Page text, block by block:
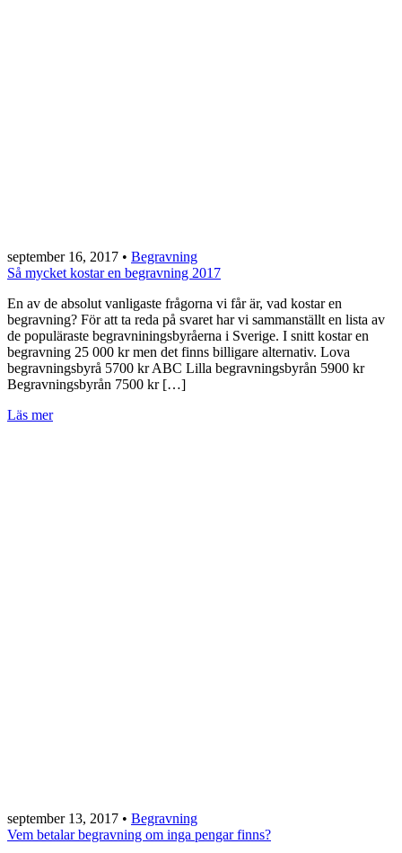
september 16, 2017 • Begravning
Så mycket kostar en begravning 2017
En av de absolut vanligaste frågorna vi får är, vad kostar en
begravning? För att ta reda på svaret har vi sammanställt en lista av
de populäraste begravniningsbyråerna i Sverige. I snitt kostar en
begravning 25 000 kr men det finns billigare alternativ. Lova
begravningsbyrå 5700 kr ABC Lilla begravningsbyrån 5900 kr
Begravningsbyrån 7500 kr […]
Läs mer
september 13, 2017 • Begravning
Vem betalar begravning om inga pengar finns?